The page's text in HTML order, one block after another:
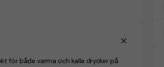
för både varma och kalla drycker på